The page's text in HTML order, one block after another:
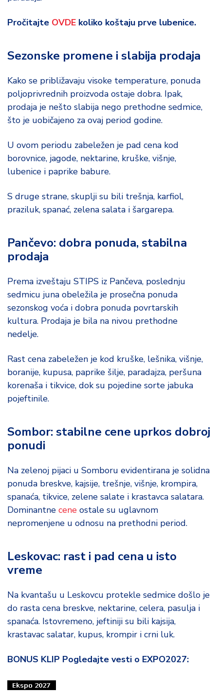
Pročitajte OVDE koliko koštaju prve lubenice.
Sezonske promene i slabija prodaja
Kako se približavaju visoke temperature, ponuda
poljoprivrednih proizvoda ostaje dobra. Ipak,
prodaja je nešto slabija nego prethodne sedmice,
što je uobičajeno za ovaj period godine.
U ovom periodu zabeležen je pad cena kod
borovnice, jagode, nektarine, kruške, višnje,
lubenice i paprike babure.
S druge strane, skuplji su bili trešnja, karfiol,
praziluk, spanać, zelena salata i šargarepa.
Pančevo: dobra ponuda, stabilna
prodaja
Prema izveštaju STIPS iz Pančeva, poslednju
sedmicu juna obeležila je prosečna ponuda
sezonskog voća i dobra ponuda povrtarskih
kultura. Prodaja je bila na nivou prethodne
nedelje.
Rast cena zabeležen je kod kruške, lešnika, višnje,
boranije, kupusa, paprike šilje, paradajza, peršuna
korenaša i tikvice, dok su pojedine sorte jabuka
pojeftinile.
Sombor: stabilne cene uprkos dobroj
ponudi
Na zelenoj pijaci u Somboru evidentirana je solidna
ponuda breskve, kajsije, trešnje, višnje, krompira,
spanaća, tikvice, zelene salate i krastavca salatara.
Dominantne cene ostale su uglavnom
nepromenjene u odnosu na prethodni period.
Leskovac: rast i pad cena u isto
vreme
Na kvantašu u Leskovcu protekle sedmice došlo je
do rasta cena breskve, nektarine, celera, pasulja i
spanaća. Istovremeno, jeftiniji su bili kajsija,
krastavac salatar, kupus, krompir i crni luk.
BONUS KLIP Pogledajte vesti o EXPO2027: